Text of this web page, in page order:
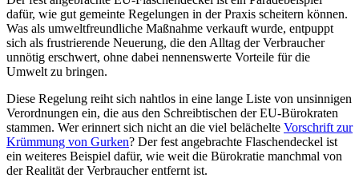
dafür, wie gut gemeinte Regelungen in der Praxis scheitern können.
Was als umweltfreundliche Maßnahme verkauft wurde, entpuppt
sich als frustrierende Neuerung, die den Alltag der Verbraucher
unnötig erschwert, ohne dabei nennenswerte Vorteile für die
Umwelt zu bringen.
Diese Regelung reiht sich nahtlos in eine lange Liste von unsinnigen
Verordnungen ein, die aus den Schreibtischen der EU-Bürokraten
stammen. Wer erinnert sich nicht an die viel belächelte Vorschrift zur
Krümmung von Gurken? Der fest angebrachte Flaschendeckel ist
ein weiteres Beispiel dafür, wie weit die Bürokratie manchmal von
der Realität der Verbraucher entfernt ist.